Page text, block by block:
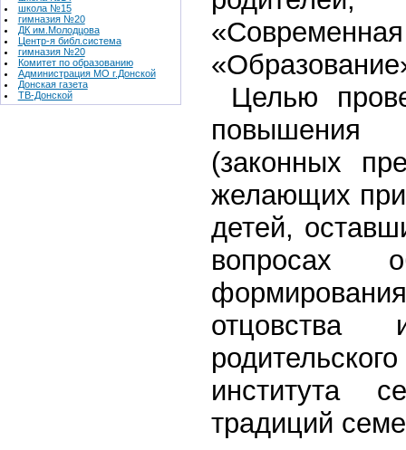
школа №15
гимназия №20
ДК им.Молодцова
Центр-я библ.система
гимназия №20
Комитет по образованию
Администрация МО г.Донской
Донская газета
ТВ-Донской
Целью
повышения
(законных
желающих
детей,
вопросах
отцовства
института
традиций